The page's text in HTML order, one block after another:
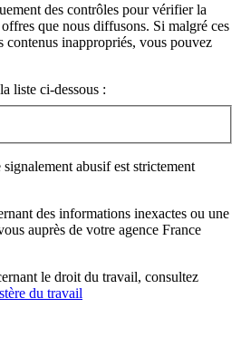
des contrôles pour vérifier la
que nous diffusons. Si malgré ces
contenus inappropriés, vous pouvez
liste ci-dessous :
abusif est strictement
des informations inexactes ou une
auprès de votre agence France
le droit du travail, consultez
du travail